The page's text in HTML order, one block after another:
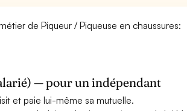
de Piqueur / Piqueuse en chaussures:
— pour un indépendant
et paie lui-même sa mutuelle.